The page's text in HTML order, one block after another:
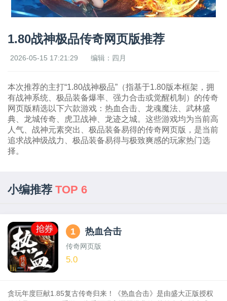
1.80战神极品传奇网页版推荐
2026-05-15 17:21:29 编辑：四月
本次推荐的主打“1.80战神极品”（指基于1.80版本框架，拥
有战神系统、极品装备爆率、强力合击或觉醒机制）的传奇
网页版精选以下六款游戏：热血合击、龙魂魔法、武林盛
典、龙城传奇、虎卫战神、龙迹之城。这些游戏均为当前高
人气、战神元素突出、极品装备易得的传奇网页版，是当前
追求战神级战力、极品装备易得与极致爽感的玩家热门选
择。
小编推荐 TOP 6
1 热血合击
传奇网页版
5.0
贪玩年度巨献1.85复古传奇归来！《热血合击》是由盛大正版授权